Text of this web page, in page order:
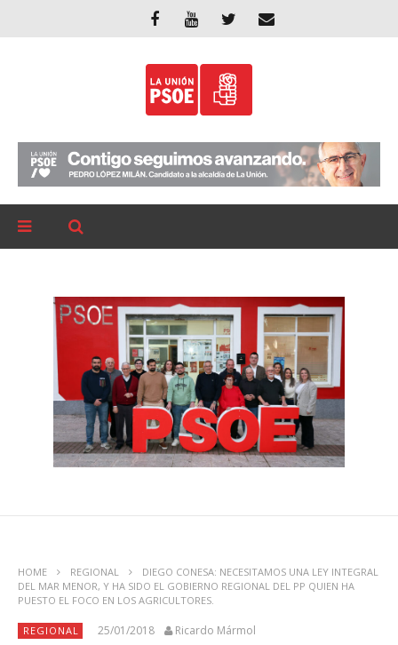
HOME REGIONAL
DIEGO CONESA: NECESITAMOS UNA LEY INTEGRAL
DEL MAR MENOR, Y HA SIDO EL GOBIERNO REGIONAL DEL PP QUIEN HA
PUESTO EL FOCO EN LOS AGRICULTORES.
REGIONAL 25/01/2018 Ricardo Mármol